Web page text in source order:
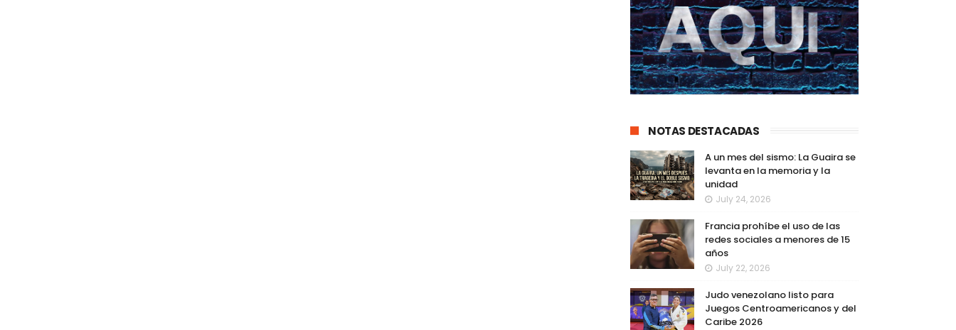
NOTAS DESTACADAS
A un mes del sismo: La Guaira se
levanta en la memoria y la
unidad
July 24, 2026
Francia prohíbe el uso de las
redes sociales a menores de 15
años
July 22, 2026
Judo venezolano listo para
Juegos Centroamericanos y del
Caribe 2026